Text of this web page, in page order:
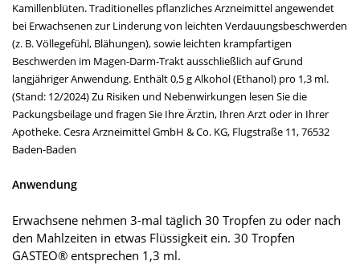
Kamillenblüten. Traditionelles pflanzliches Arzneimittel angewendet
bei Erwachsenen zur Linderung von leichten Verdauungsbeschwerden
(z. B. Völlegefühl, Blähungen), sowie leichten krampfartigen
Beschwerden im Magen-Darm-Trakt ausschließlich auf Grund
langjähriger Anwendung. Enthält 0,5 g Alkohol (Ethanol) pro 1,3 ml.
(Stand: 12/2024) Zu Risiken und Nebenwirkungen lesen Sie die
Packungsbeilage und fragen Sie Ihre Ärztin, Ihren Arzt oder in Ihrer
Apotheke. Cesra Arzneimittel GmbH & Co. KG, Flugstraße 11, 76532
Baden-Baden
Anwendung
Erwachsene nehmen 3-mal täglich 30 Tropfen zu oder nach
den Mahlzeiten in etwas Flüssigkeit ein. 30 Tropfen
GASTEO® entsprechen 1,3 ml.